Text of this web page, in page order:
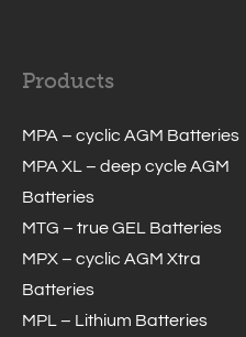
Products
MPA – cyclic AGM Batteries
MPA XL – deep cycle AGM
Batteries
MTG – true GEL Batteries
MPX – cyclic AGM Xtra
Batteries
MPL – Lithium Batteries